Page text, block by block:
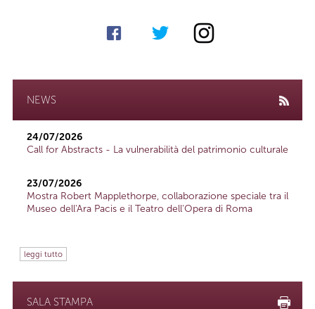
NEWS
24/07/2026
Call for Abstracts - La vulnerabilità del patrimonio culturale
23/07/2026
Mostra Robert Mapplethorpe, collaborazione speciale tra il
Museo dell'Ara Pacis e il Teatro dell'Opera di Roma
leggi tutto
SALA STAMPA